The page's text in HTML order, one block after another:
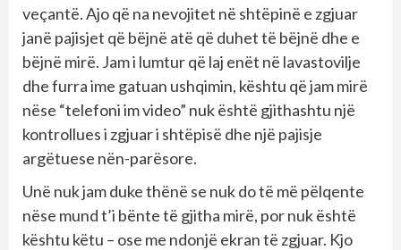
veçantë. Ajo që na nevojitet në shtëpinë e zgjuar
janë pajisjet që bëjnë atë që duhet të bëjnë dhe e
bëjnë mirë. Jam i lumtur që laj enët në lavastovilje
dhe furra ime gatuan ushqimin, kështu që jam mirë
nëse “telefoni im video” nuk është gjithashtu një
kontrollues i zgjuar i shtëpisë dhe një pajisje
argëtuese nën-parësore.
Unë nuk jam duke thënë se nuk do të më pëlqente
nëse mund t’i bënte të gjitha mirë, por nuk është
kështu këtu – ose me ndonjë ekran të zgjuar. Kjo